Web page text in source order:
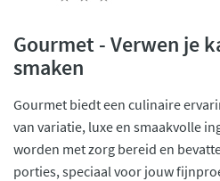
Gourmet - Verwen je
smaken
Gourmet biedt een culinaire
van variatie, luxe en smaakvolle
worden met zorg bereid en
porties, speciaal voor jouw